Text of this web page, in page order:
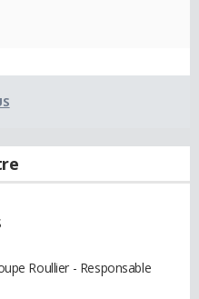
Roullier - Responsable